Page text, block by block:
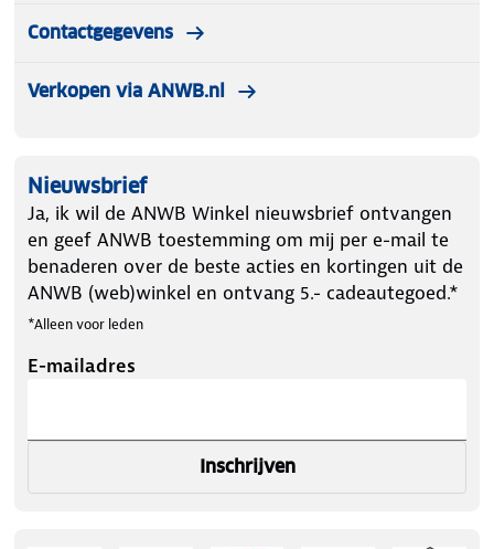
Contactgegevens
Verkopen via ANWB.nl
Nieuwsbrief
Ja, ik wil de ANWB Winkel nieuwsbrief ontvangen
en geef ANWB toestemming om mij per e-mail te
benaderen over de beste acties en kortingen uit de
ANWB (web)winkel en ontvang 5.- cadeautegoed.*
*Alleen voor leden
E-mailadres
Inschrijven